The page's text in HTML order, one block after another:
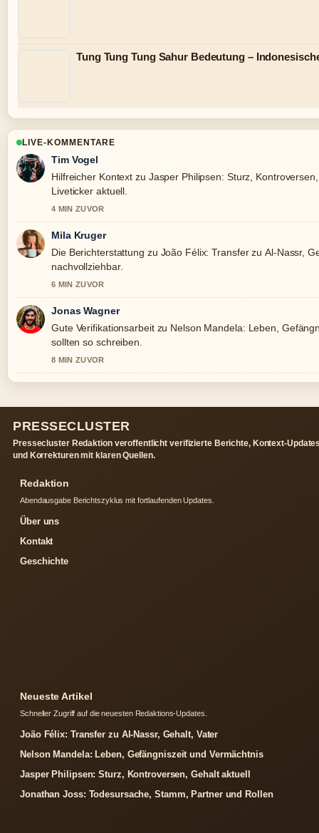
Tung Tung Tung Sahur Bedeutung –
LIVE-KOMMENTARE
Tim Vogel
Hilfreicher Kontext zu Jasper Philipsen: Sturz,
Liveticker aktuell.
4 MIN ZUVOR
Mila Kruger
Die Berichterstattung zu João Félix: Transfer zu Al-Nassr,
nachvollziehbar.
6 MIN ZUVOR
Jonas Wagner
Gute Verifikationsarbeit zu Nelson Mandela: Leben,
sollten so schreiben.
8 MIN ZUVOR
PRESSECLUSTER
Pressecluster Redaktion veroffentlicht verifizierte Berichte, Kontext-
und Korrekturen mit klaren Quellen.
Redaktion
Abendausgabe Berichtszyklus mit fortlaufenden Updates.
Über uns
Kontakt
Geschichte
Neueste Artikel
Schneller Zugriff auf die neuesten Redaktions-Updates.
João Félix: Transfer zu Al-Nassr, Gehalt, Vater
Nelson Mandela: Leben, Gefängniszeit und Vermächtnis
Jasper Philipsen: Sturz, Kontroversen, Gehalt aktuell
Jonathan Joss: Todesursache, Stamm, Partner und Rollen